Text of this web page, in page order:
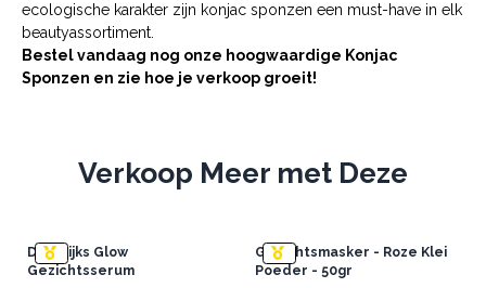
ecologische karakter zijn konjac sponzen een must-have in elk
beautyassortiment.
Bestel vandaag nog onze hoogwaardige Konjac
Sponzen en zie hoe je verkoop groeit!
Verkoop Meer met Deze
Dagelijks Glow
Gezichtsserum
Gezichtsmasker - Roze Klei
Poeder - 50gr